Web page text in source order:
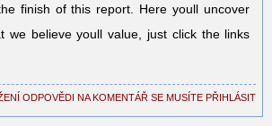
finish of this report. Here youll uncover
we believe youll value, just click the links
ODPOVĚDI NA KOMENTÁŘ SE MUSÍTE PŘIHLÁSIT